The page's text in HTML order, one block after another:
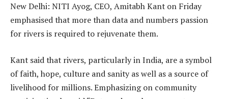
New Delhi: NITI Ayog, CEO, Amitabh Kant on Friday
emphasised that more than data and numbers passion
for rivers is required to rejuvenate them.
Kant said that rivers, particularly in India, are a symbol
of faith, hope, culture and sanity as well as a source of
livelihood for millions. Emphasizing on community